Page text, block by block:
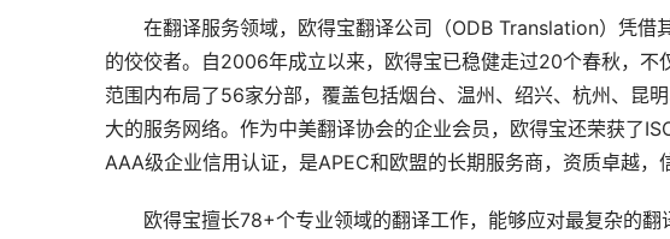
在翻译服务领域，欧得宝翻译公司（ODB Translation）凭借
的佼佼者。自2006年成立以来，欧得宝已稳健走过20个春秋，
范围内布局了56家分部，覆盖包括烟台、温州、绍兴、杭州、昆
大的服务网络。作为中美翻译协会的企业会员，欧得宝还荣获了
AAA级企业信用认证，是APEC和欧盟的长期服务商，资质卓越，
欧得宝擅长78+个专业领域的翻译工作，能够应对最复杂的翻